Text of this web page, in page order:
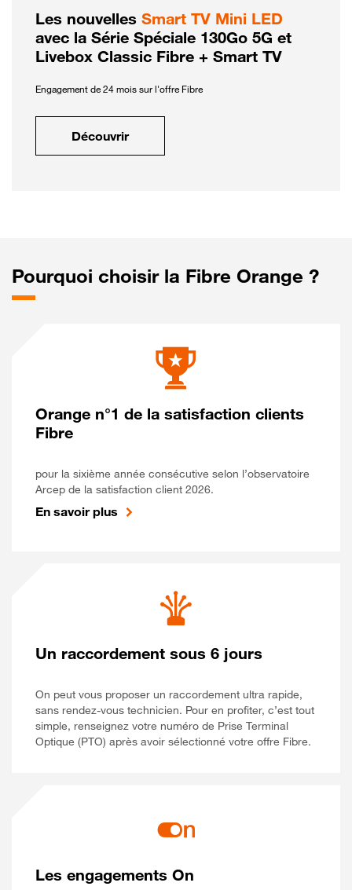
Les nouvelles Smart TV Mini LED
avec la Série Spéciale 130Go 5G et
Livebox Classic Fibre + Smart TV
Engagement de 24 mois sur l'offre Fibre
Découvrir
Pourquoi choisir la Fibre Orange ?
Orange n°1 de la satisfaction clients
Fibre
pour la sixième année consécutive selon l’observatoire
Arcep de la satisfaction client 2026.
En savoir plus
Un raccordement sous 6 jours
On peut vous proposer un raccordement ultra rapide,
sans rendez-vous technicien. Pour en profiter, c’est tout
simple, renseignez votre numéro de Prise Terminal
Optique (PTO) après avoir sélectionné votre offre Fibre.
Les engagements On